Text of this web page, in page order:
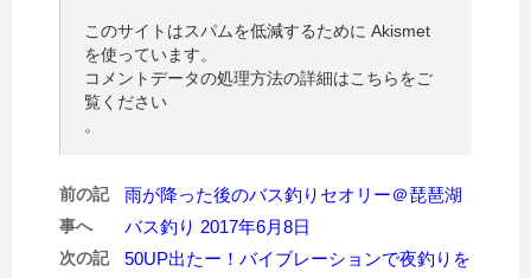
このサイトはスパムを低減するために Akismet
を使っています。
コメントデータの処理方法の詳細はこちらをご
覧ください
。
前の記
事へ
雨が降った後のバス釣りセオリー＠琵琶湖
バス釣り 2017年6月8日
次の記
50UP出たー！バイブレーションで夜釣りを